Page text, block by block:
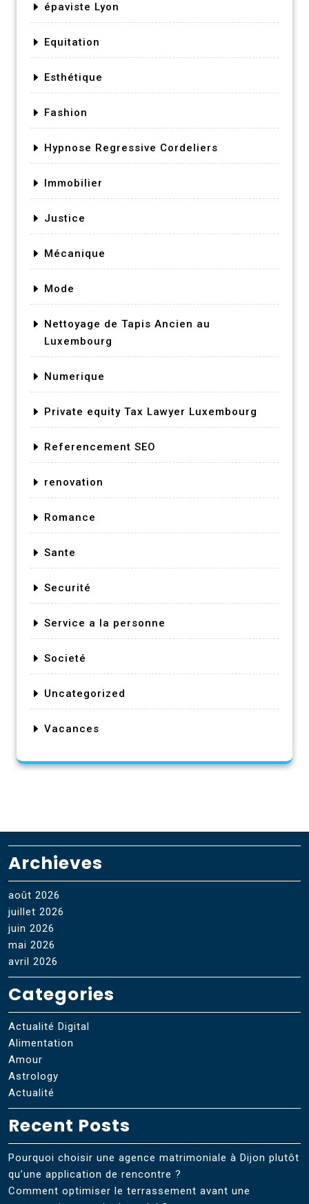
épaviste Lyon
Equitation
Esthétique
Fashion
Hypnose Regressive Cordeliers
Immobilier
Justice
Mécanique
Mode
Nettoyage de Tapis Ancien au
Luxembourg
Numerique
Private equity Tax Lawyer Luxembourg
Referencement SEO
renovation
Romance
Sante
Securité
Service a la personne
Societé
Uncategorized
Vacances
Archieves
août 2026
juillet 2026
juin 2026
mai 2026
avril 2026
Categories
Actualité Digital
Alimentation
Amour
Astrology
Actualité
Recent Posts
Pourquoi choisir une agence matrimoniale à Dijon plutôt
qu’une application de rencontre ?
Comment optimiser le terrassement avant une